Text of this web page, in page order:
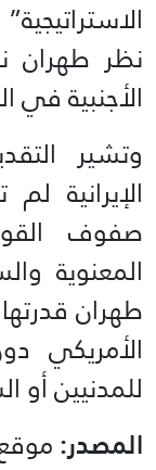
نظر طهران
الأجنبية في
وتشير
الإيرانية
صفوف
المعنوية
طهران
الأمريكي
للمدنيين أو
المصدر: